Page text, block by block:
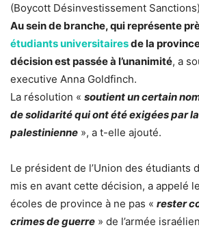
(Boycott Désinvestissement
Au sein de branche, qui représente
étudiants universitairesde la
décision est passée à l’unanimité, a
executive Anna Goldfinch.
La résolution « soutient un certain
de solidarité qui ont été exigées par
palestinienne », a t-elle ajouté.
Le président de l’Union des étudiants
mis en avant cette décision, a appelé
écoles de province à ne pas « rester
crimes de guerre » de l’armée